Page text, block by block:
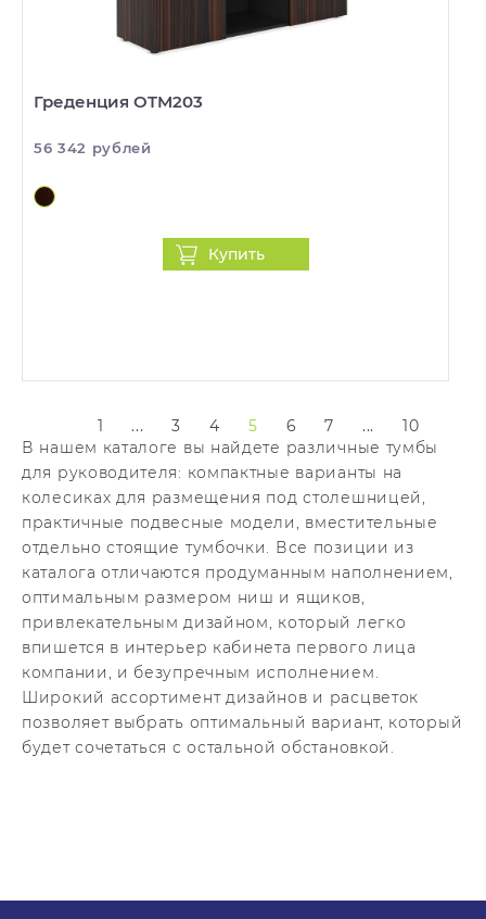
Греденция OTM203
56 342 рублей
Купить
1 ... 3 4 5 6 7 ...
10
В нашем каталоге вы найдете различные тумбы
для руководителя: компактные варианты на
колесиках для размещения под столешницей,
практичные подвесные модели, вместительные
отдельно стоящие тумбочки. Все позиции из
каталога отличаются продуманным наполнением,
оптимальным размером ниш и ящиков,
привлекательным дизайном, который легко
впишется в интерьер кабинета первого лица
компании, и безупречным исполнением.
Широкий ассортимент дизайнов и расцветок
позволяет выбрать оптимальный вариант, который
будет сочетаться с остальной обстановкой.